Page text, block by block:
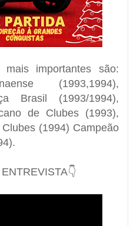
importantes são:
(1993,1994),
Brasil (1993/1994),
de Clubes (1993),
(1994) Campeão